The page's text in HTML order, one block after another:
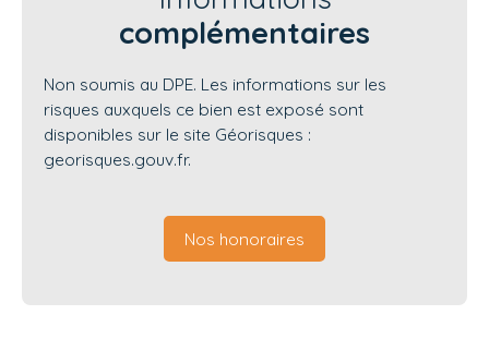
complémentaires
Non soumis au DPE. Les informations sur les
risques auxquels ce bien est exposé sont
disponibles sur le site Géorisques :
georisques.gouv.fr.
Nos honoraires